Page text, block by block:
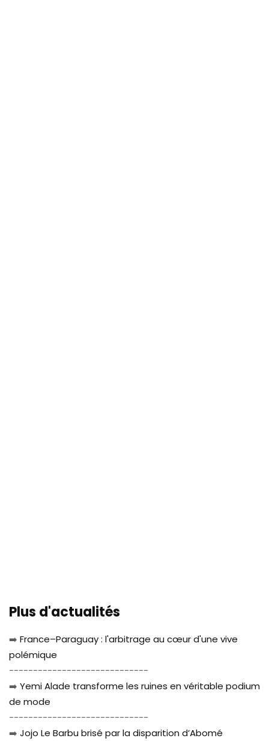
Plus d'actualités
➡️ France–Paraguay : l'arbitrage au cœur d'une vive
polémique
-----------------------------
➡️ Yemi Alade transforme les ruines en véritable podium
de mode
-----------------------------
➡️ Jojo Le Barbu brisé par la disparition d’Abomé